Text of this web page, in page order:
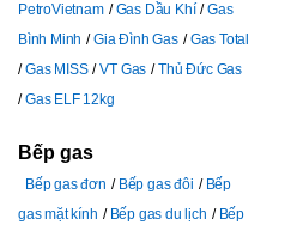
PetroVietnam
Gas Dầu Khí
Gas
Bình Minh
Gia Đình Gas
Gas Total
Gas MISS
VT Gas
Thủ Đức Gas
Gas ELF 12kg
Bếp gas
Bếp gas đơn Bếp gas đôi
Bếp
gas mặt kính
Bếp gas du lịch
Bếp